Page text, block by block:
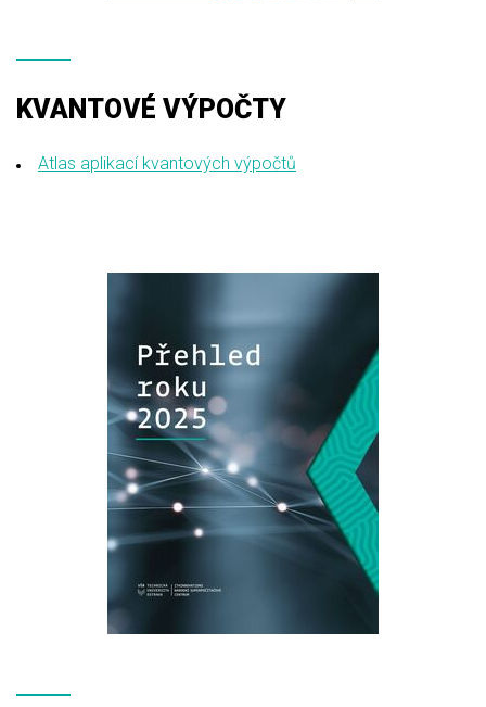
KVANTOVÉ VÝPOČTY
Atlas aplikací kvantových výpočtů